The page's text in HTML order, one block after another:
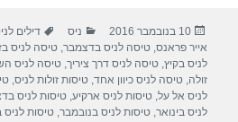
e
b
o
gr
a
m
s
A
p
e
פורסם
בתאריך
10 בנובמבר 2016 קטגוריות
ניס תגיות
דילים
אייר פראנס,טיסה לניס בדצמבר,טיסה לניס
לניס בקיץ,טיסה לניס דרך ציריך,טיסה לניס
זולה,טיסה לניס כיוון אחד,טיסות זולות לניס,
לניס אל על,טיסות לניס ארקיע,טיסות לניס
לניס בינואר,טיסות לניס בנובמבר,טיסות לניס